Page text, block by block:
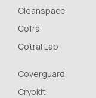
Cleanspace
Cofra
Cotral Lab
Coverguard
Cryokit